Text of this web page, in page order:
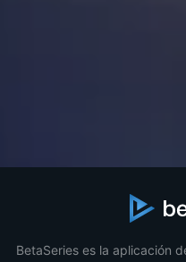
BetaSeries es la aplicación